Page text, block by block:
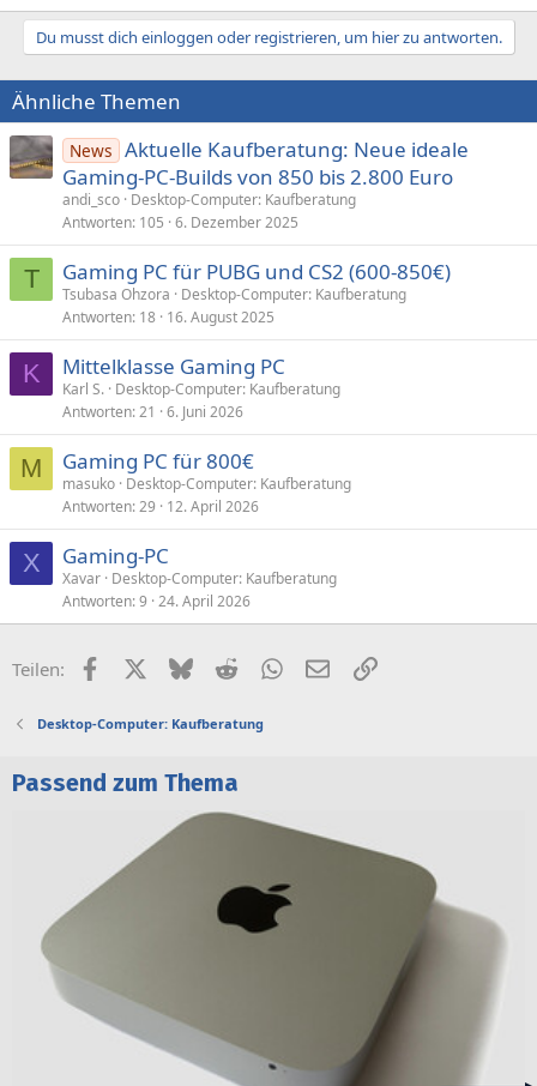
Du musst dich einloggen oder registrieren, um hier zu antworten.
Ähnliche Themen
News Aktuelle Kaufberatung: Neue ideale
Gaming-PC-Builds von 850 bis 2.800 Euro
andi_sco Desktop-Computer: Kaufberatung
Antworten 105 6. Dezember 2025
T Gaming PC für PUBG und CS2 (600-850€)
Tsubasa Ohzora
Desktop-Computer: Kaufberatung
Antworten 18 16. August 2025
K Mittelklasse Gaming PC
Karl S. Desktop-Computer: Kaufberatung
Antworten 21 6. Juni 2026
M Gaming PC für 800€
masuko Desktop-Computer: Kaufberatung
Antworten 29 12. April 2026
X Gaming-PC
Xavar Desktop-Computer: Kaufberatung
Antworten 9 24. April 2026
Teilen: FacebookX (Twitter)
BlueskyRedditWhatsApp
E-MailLink
Desktop-Computer: Kaufberatung
Passend zum Thema